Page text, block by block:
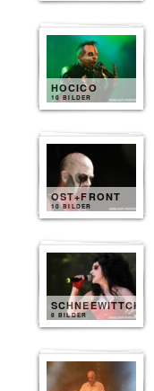
HOCICO
10 BILDER
OST+FRONT
10 BILDER
SCHNEEWITTCHEN
8 BILDER